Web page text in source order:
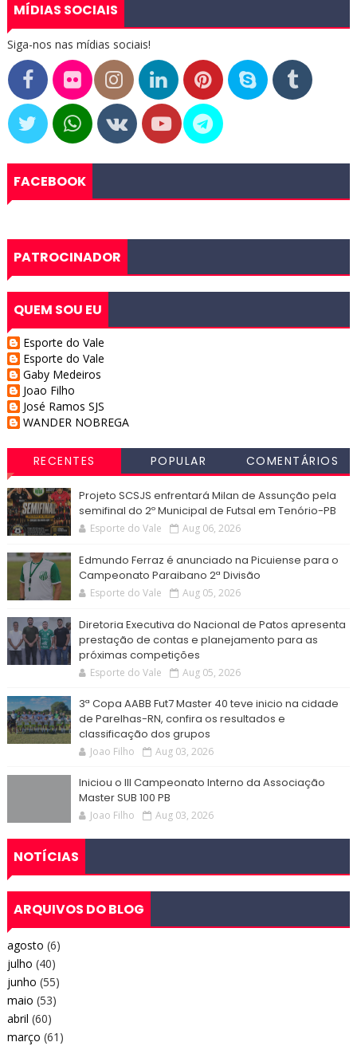
MÍDIAS SOCIAIS
Siga-nos nas mídias sociais!
FACEBOOK
PATROCINADOR
QUEM SOU EU
Esporte do Vale
Esporte do Vale
Gaby Medeiros
Joao Filho
José Ramos SJS
WANDER NOBREGA
RECENTES POPULAR COMENTÁRIOS
Projeto SCSJS enfrentará Milan de Assunção pela
semifinal do 2º Municipal de Futsal em Tenório-PB
Esporte do Vale Aug 06, 2026
Edmundo Ferraz é anunciado na Picuiense para o
Campeonato Paraibano 2ª Divisão
Esporte do Vale Aug 05, 2026
Diretoria Executiva do Nacional de Patos apresenta
prestação de contas e planejamento para as
próximas competições
Esporte do Vale Aug 05, 2026
3ª Copa AABB Fut7 Master 40 teve inicio na cidade
de Parelhas-RN, confira os resultados e
classificação dos grupos
Joao Filho Aug 03, 2026
Iniciou o III Campeonato Interno da Associação
Master SUB 100 PB
Joao Filho Aug 03, 2026
NOTÍCIAS
ARQUIVOS DO BLOG
agosto (6)
julho (40)
junho (55)
maio (53)
abril (60)
março (61)